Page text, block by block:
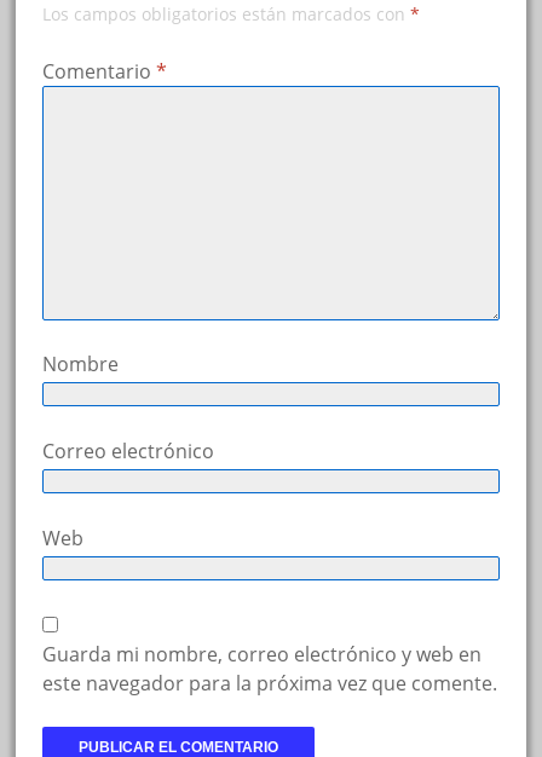
Los campos obligatorios están marcados con *
Comentario *
Nombre
Correo electrónico
Web
Guarda mi nombre, correo electrónico y web en
este navegador para la próxima vez que comente.